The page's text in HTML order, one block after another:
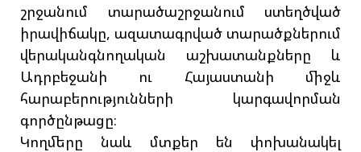
շրջանում տարածաշրջանում ստեղծված
իրավիճակը, ազատագրված տարածքներում
վերականգնողական աշխատանքները և
Ադրբեջանի ու Հայաստանի միջև
հարաբերությունների կարգավորման
գործընթացը։
Կողմերը նաև մտքեր են փոխանակել